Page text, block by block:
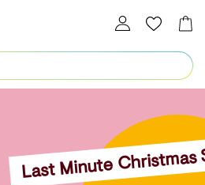
erfolgreich geändert.
Last Minute